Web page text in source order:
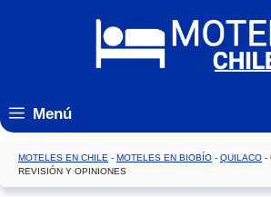
Menú
MOTELES EN CHILE - MOTELES EN BIOBÍO - QUILACO -
REVISIÓN Y OPINIONES